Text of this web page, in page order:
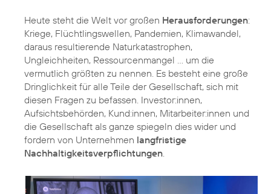
Heute steht die Welt vor großen Herausforderungen:
Kriege, Flüchtlingswellen, Pandemien, Klimawandel,
daraus resultierende Naturkatastrophen,
Ungleichheiten, Ressourcenmangel … um die
vermutlich größten zu nennen. Es besteht eine große
Dringlichkeit für alle Teile der Gesellschaft, sich mit
diesen Fragen zu befassen. Investor:innen,
Aufsichtsbehörden, Kund:innen, Mitarbeiter:innen und
die Gesellschaft als ganze spiegeln dies wider und
fordern von Unternehmen langfristige
Nachhaltigkeitsverpflichtungen